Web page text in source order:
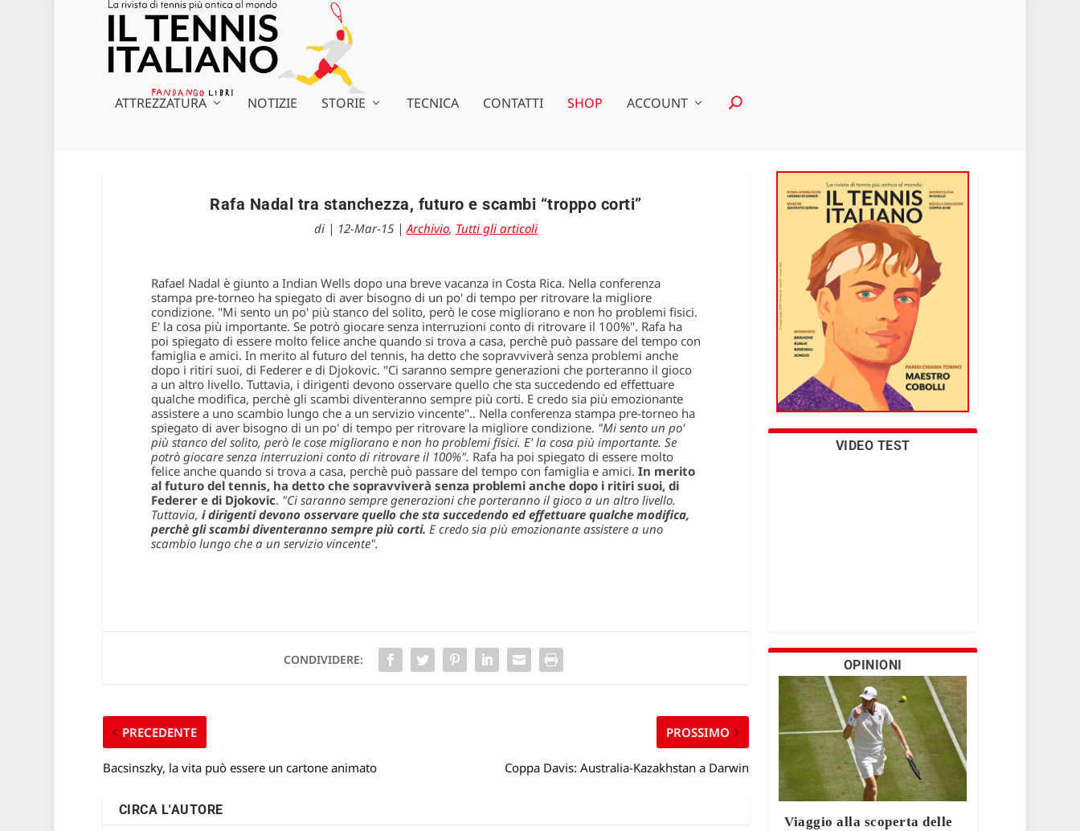
ATTREZZATURA NOTIZIE STORIE TECNICA CONTATTI SHOP ACCOUNT
Rafa Nadal tra stanchezza, futuro e scambi “troppo corti”
di | 12-Mar-15|Archivio, Tutti gli articoli
Rafael Nadal è giunto a Indian Wells dopo una breve vacanza in Costa Rica. Nella conferenza
stampa pre-torneo ha spiegato di aver bisogno di un po' di tempo per ritrovare la migliore
condizione. "Mi sento un po' più stanco del solito, però le cose migliorano e non ho problemi fisici.
E' la cosa più importante. Se potrò giocare senza interruzioni conto di ritrovare il 100%". Rafa ha
poi spiegato di essere molto felice anche quando si trova a casa, perchè può passare del tempo con
famiglia e amici. In merito al futuro del tennis, ha detto che sopravviverà senza problemi anche
dopo i ritiri suoi, di Federer e di Djokovic. "Ci saranno sempre generazioni che porteranno il gioco
a un altro livello. Tuttavia, i dirigenti devono osservare quello che sta succedendo ed effettuare
qualche modifica, perchè gli scambi diventeranno sempre più corti. E credo sia più emozionante
assistere a uno scambio lungo che a un servizio vincente".. Nella conferenza stampa pre-torneo ha
spiegato di aver bisogno di un po' di tempo per ritrovare la migliore condizione. "Mi sento un po'
più stanco del solito, però le cose migliorano e non ho problemi fisici. E' la cosa più importante. Se
potrò giocare senza interruzioni conto di ritrovare il 100%". Rafa ha poi spiegato di essere molto
felice anche quando si trova a casa, perchè può passare del tempo con famiglia e amici. In merito
al futuro del tennis, ha detto che sopravviverà senza problemi anche dopo i ritiri suoi, di
Federer e di Djokovic. "Ci saranno sempre generazioni che porteranno il gioco a un altro livello.
Tuttavia, i dirigenti devono osservare quello che sta succedendo ed effettuare qualche modifica,
perchè gli scambi diventeranno sempre più corti. E credo sia più emozionante assistere a uno
scambio lungo che a un servizio vincente".
CONDIVIDERE:
PRECEDENTE
Bacsinszky, la vita può essere un cartone animato
PROSSIMO
Coppa Davis: Australia-Kazakhstan a Darwin
CIRCA L'AUTORE
VIDEO TEST
OPINIONI
Viaggio alla scoperta delle